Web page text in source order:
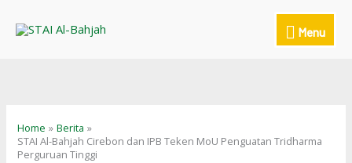
content
Menu
Menu
Home
Berita
STAI Al-Bahjah Cirebon dan IPB Teken MoU Penguatan Tridharma
Perguruan Tinggi